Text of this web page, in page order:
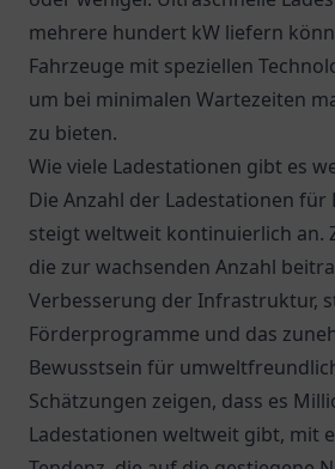
mehrere hundert kW liefern
Fahrzeuge mit speziellen
um bei minimalen Wartezeiten
zu bieten.
Wie viele Ladestationen gibt es
Die Anzahl der Ladestationen
steigt weltweit kontinuierlich an.
die zur wachsenden Anzahl
Verbesserung der Infrastruktur,
Förderprogramme und das
Bewusstsein für
Schätzungen zeigen, dass es
Ladestationen weltweit gibt, mit